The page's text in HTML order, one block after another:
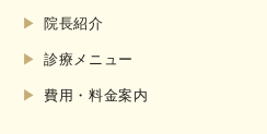
院長紹介
診療メニュー
費用・料金案内